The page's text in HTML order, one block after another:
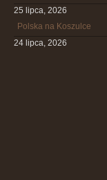
25 lipca, 2026
Polska na Koszulce
24 lipca, 2026